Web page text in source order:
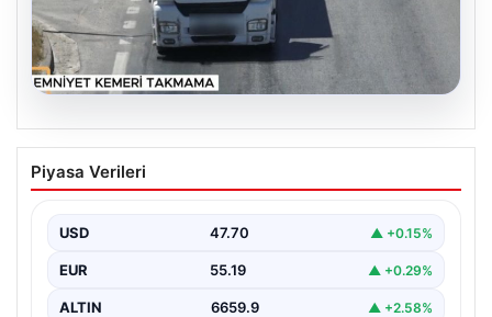
DAP Yapı’dan bir ilk! Emlak Konut
güvencesi Dap vizyonuyla kendi
Piyasa Verileri
USD 47.70 ▲ +0.15%
EUR 55.19 ▲ +0.29%
ALTIN 6659.9 ▲ +2.58%